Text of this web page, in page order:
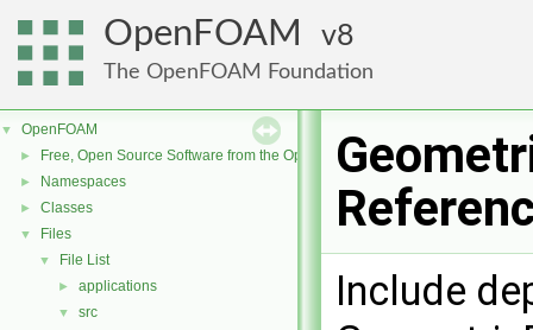
OpenFOAM 8
The OpenFOAM Foundation
▼ OpenFOAM
► Free, Open Source Software from the OpenFOAM Foundation
► Namespaces
► Classes
▼ Files
▼ File List
► applications
▼ src
Include